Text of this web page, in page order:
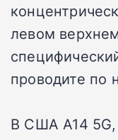
левом
проводите по
В США A14 5G,